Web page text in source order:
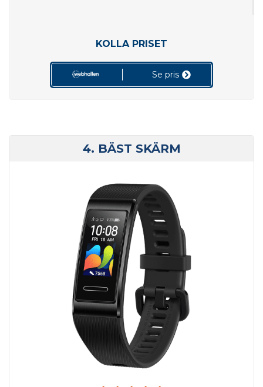
KOLLA PRISET
Se pris
4. BÄST SKÄRM